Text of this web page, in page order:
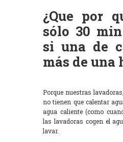
¿Que por
sólo 30
si una de
más de una
Porque nuestras
no tienen que calentar
agua caliente (como
las lavadoras cogen el
lavar.